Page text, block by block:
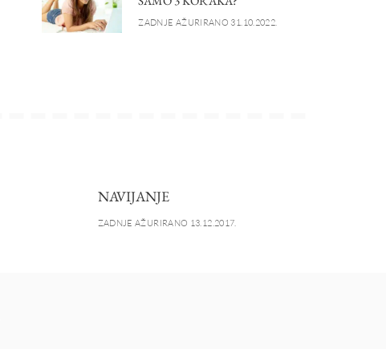
ZADNJE AŽURIRANO 31.10.2022.
NAVIJANJE
ZADNJE AŽURIRANO 13.12.2017.